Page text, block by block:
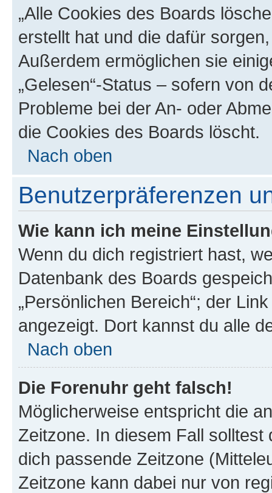
„Alle Cookies des Boards
erstellt hat und die dafür
Außerdem ermöglichen sie
„Gelesen“-Status – sofern von
Probleme bei der An- oder
die Cookies des Boards löscht.
Nach oben
Benutzerpräferenzen
Wie kann ich meine
Wenn du dich registriert hast,
Datenbank des Boards
„Persönlichen Bereich“; der
angezeigt. Dort kannst du alle
Nach oben
Die Forenuhr geht falsch!
Möglicherweise entspricht die
Zeitzone. In diesem Fall solltest
dich passende Zeitzone
Zeitzone kann dabei nur von